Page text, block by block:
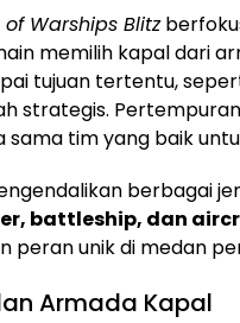
Warships Blitz
memilih kapal dari
tujuan tertentu,
strategis.
sama tim yang baik
berbagai
battleship, dan
peran unik di medan
Armada Kapal